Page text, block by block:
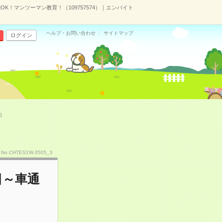
！マンツーマン教育！（109757574）｜エンバイト
ログイン ヘルプ・お問い合わせ サイトマップ
No.CHTES1W-3505_3
車通